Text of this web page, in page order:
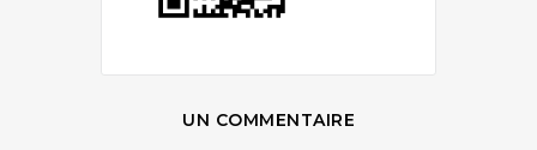
UN COMMENTAIRE